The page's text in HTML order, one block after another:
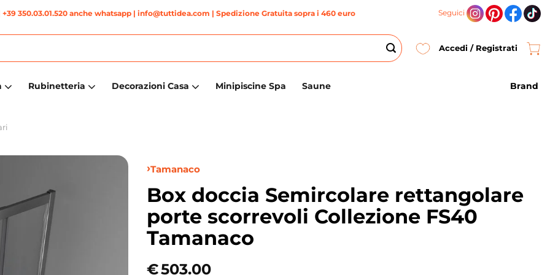
+39 350.03.01.520 anche whatsapp| info@tuttidea.com | Spedizione Gratuita sopra i 460 euro Seguici
Accedi / Registrati
Rubinetteria Decorazioni Casa Minipiscine Spa Saune Brand
Tamanaco
Box doccia Semircolare rettangolare
porte scorrevoli Collezione FS40
Tamanaco
€503.00